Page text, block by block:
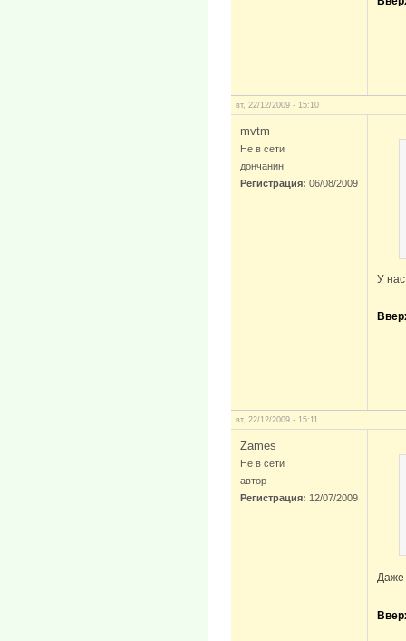
вт, 22/12/2009 - 15:10
mvtm
Не в сети
дончанин
Регистрация: 06/08/2009
У
вт, 22/12/2009 - 15:11
Zames
Не в сети
автор
Регистрация: 12/07/2009
Даже